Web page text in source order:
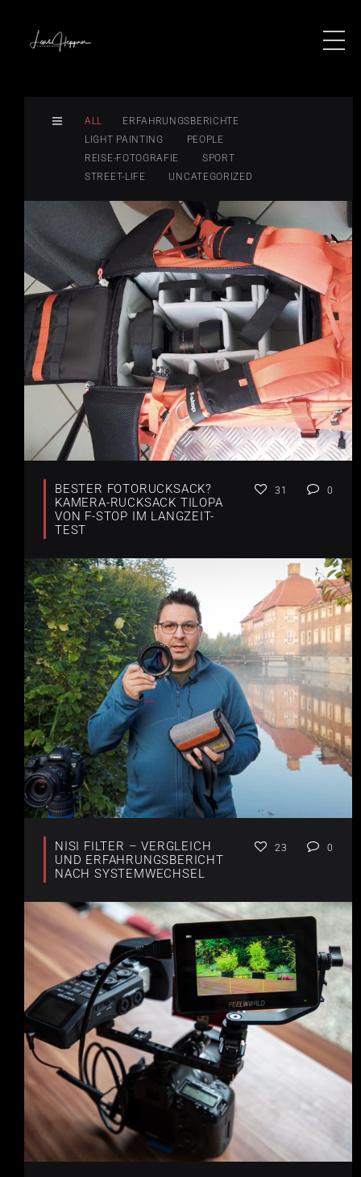
ALL
ERFAHRUNGSBERICHTE
LIGHT PAINTING
PEOPLE
REISE-FOTOGRAFIE
SPORT
STREET-LIFE
UNCATEGORIZED
BESTER FOTORUCKSACK?
KAMERA-RUCKSACK TILOPA
VON F-STOP IM LANGZEIT-
TEST
31 0
NISI FILTER – VERGLEICH
UND ERFAHRUNGSBERICHT
NACH SYSTEMWECHSEL
23 0